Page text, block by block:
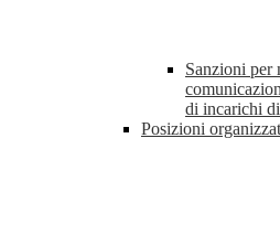
Sanzioni per
di incarichi
Posizioni